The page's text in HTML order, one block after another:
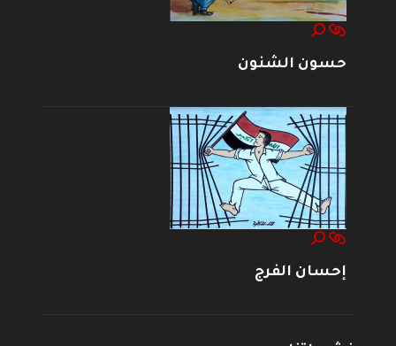
حسون الشنون
إحسان الفرج